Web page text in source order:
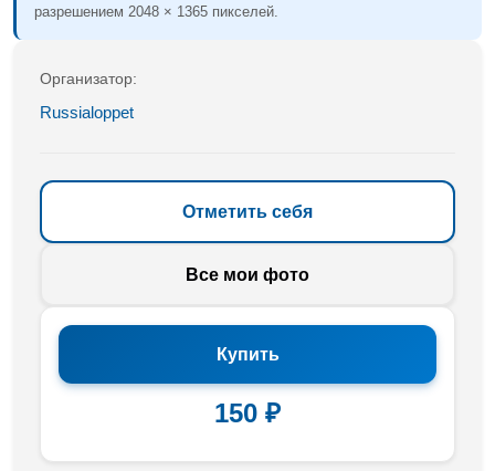
разрешением 2048 × 1365 пикселей.
Организатор:
Russialoppet
Отметить себя
Все мои фото
Купить
150 ₽